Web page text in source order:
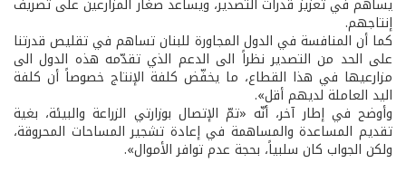
إنتاجهم.
كما أن المنافسة في الدول المجاورة للبنان تساهم في تقليص قدرتنا
على الحد من التصدير نظراً الى الدعم الذي تقدّمه هذه الدول الى
مزارعيها في هذا القطاع، ما يخفّض كلفة الإنتاج خصوصاً أن كلفة
اليد العاملة لديهم أقل».
وأوضح في إطار آخر، أنّه «تمّ الإتصال بوزارتي الزراعة والبيئة، بغية
تقديم المساعدة والمساهمة في إعادة تشجير المساحات المحروقة،
ولكن الجواب كان سلبياً، بحجة عدم توافر الأموال».